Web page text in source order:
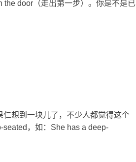
door（走出第一步）。你是不是已
想到一块儿了，不少人都觉得这个
，如：She has a deep-